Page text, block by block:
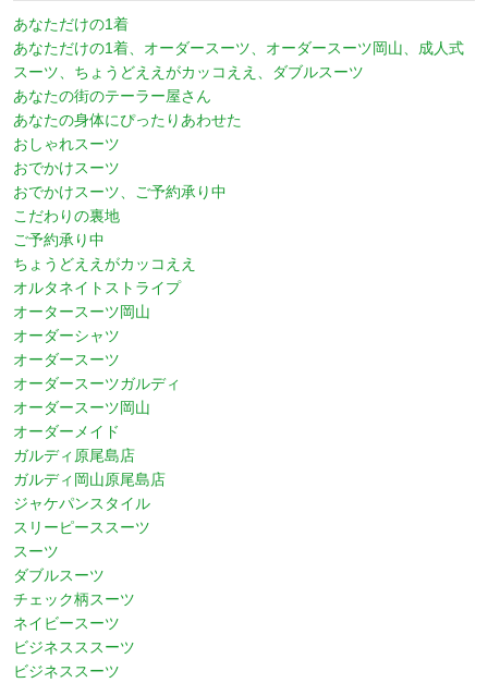
あなただけの1着
あなただけの1着、オーダースーツ、オーダースーツ岡山、成人式
スーツ、ちょうどええがカッコええ、ダブルスーツ
あなたの街のテーラー屋さん
あなたの身体にぴったりあわせた
おしゃれスーツ
おでかけスーツ
おでかけスーツ、ご予約承り中
こだわりの裏地
ご予約承り中
ちょうどええがカッコええ
オルタネイトストライプ
オータースーツ岡山
オーダーシャツ
オーダースーツ
オーダースーツガルディ
オーダースーツ岡山
オーダーメイド
ガルディ原尾島店
ガルディ岡山原尾島店
ジャケパンスタイル
スリーピーススーツ
スーツ
ダブルスーツ
チェック柄スーツ
ネイビースーツ
ビジネスススーツ
ビジネススーツ